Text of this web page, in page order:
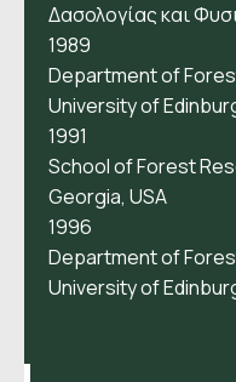
Δασολογίας και
1989
Department of
University of
1991
School of Forest
Georgia, USA
1996
Department of
University of